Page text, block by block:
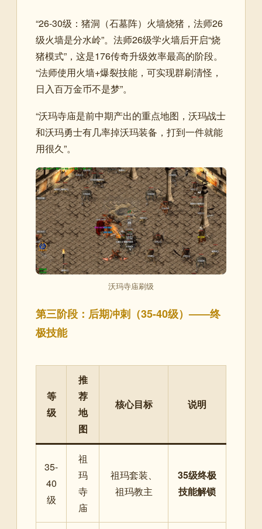
“26-30级：猪洞（石墓阵）火墙烧猪，法师26
级火墙是分水岭”。法师26级学火墙后开启“烧
猪模式”，这是176传奇升级效率最高的阶段。
“法师使用火墙+爆裂技能，可实现群刷清怪，
日入百万金币不是梦”。
“沃玛寺庙是前中期产出的重点地图，沃玛战士
和沃玛勇士有几率掉沃玛装备，打到一件就能
用很久”。
沃玛寺庙刷级
第三阶段：后期冲刺（35-40级）——终
极技能
等
级
推
荐
地
图
核心目标 说明
35-
40
级
祖
玛
寺
庙
祖玛套装、
祖玛教主
35级终极
技能解锁